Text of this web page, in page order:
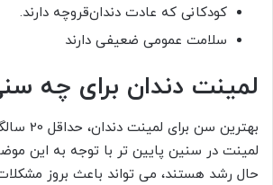
کودکانی که عادت دندان‌قروچه دارند.
سلامت عمومی ضعیفی دارند
لمینت دندان برای چه
بهترین
لمینت در سنین پایین تر با توجه به این
حال رشد هستند، می تواند باعث بروز